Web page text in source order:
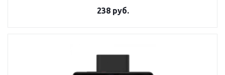
238 руб.